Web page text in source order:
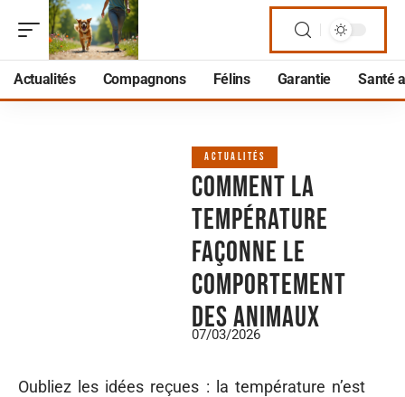
Actualités Compagnons Félins Garantie Santé
ACTUALITÉS
Comment la
température
façonne le
comportement
des animaux
07/03/2026
Oubliez les idées reçues : la température n’est